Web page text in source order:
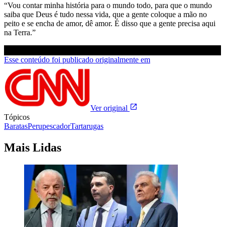
“Vou contar minha história para o mundo todo, para que o mundo
saiba que Deus é tudo nessa vida, que a gente coloque a mão no
peito e se encha de amor, dê amor. É disso que a gente precisa aqui
na Terra.”
Esse conteúdo foi publicado originalmente em
Ver original
Tópicos
BaratasPerupescadorTartarugas
Mais Lidas